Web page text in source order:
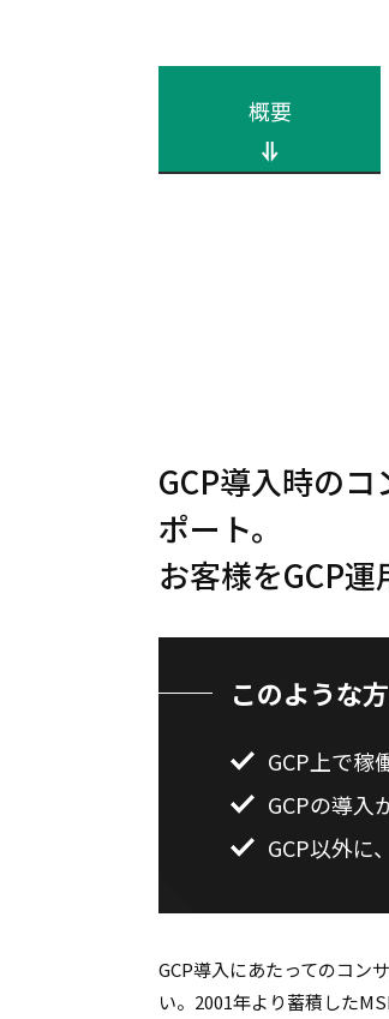
概要
GCP導入時の
ポート。
お客様をGCP運
このような
GCP上で稼
GCPの導入
GCP以外に
GCP導入にあたってのコン
い。2001年より蓄積した